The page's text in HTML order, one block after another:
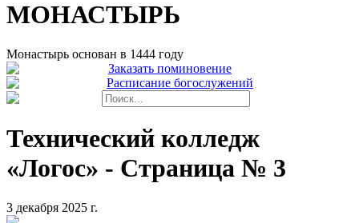
МОНАСТЫРЬ
Монастырь основан в 1444 году
Заказать поминовение
Расписание богослужений
Технический колледж
«Логос» - Страница № 3
3 декабря 2025 г.